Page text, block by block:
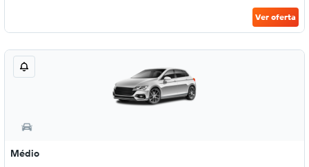
Ver oferta
Médio